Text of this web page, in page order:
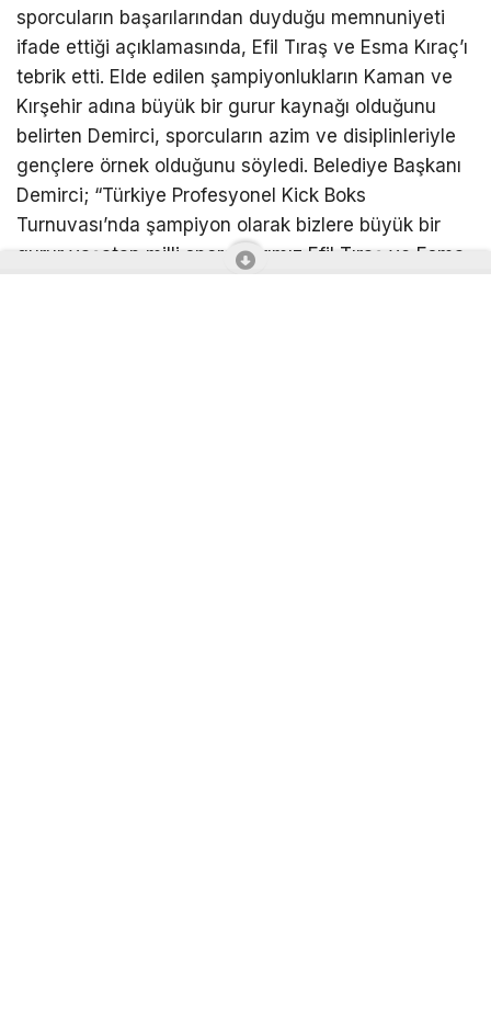
sporcuların başarılarından duyduğu memnuniyeti
ifade ettiği açıklamasında, Efil Tıraş ve Esma Kıraç’ı
tebrik etti. Elde edilen şampiyonlukların Kaman ve
Kırşehir adına büyük bir gurur kaynağı olduğunu
belirten Demirci, sporcuların azim ve disiplinleriyle
gençlere örnek olduğunu söyledi. Belediye Başkanı
Demirci; “Türkiye Profesyonel Kick Boks
Turnuvası’nda şampiyon olarak bizlere büyük bir
gurur yaşatan milli sporcularımız Efil Tıraş ve Esma